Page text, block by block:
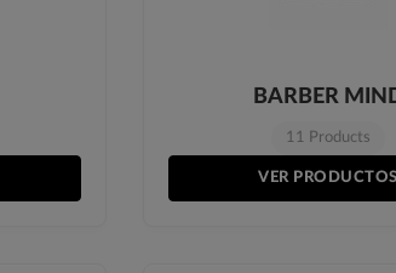
BARBER
11 Products
VER